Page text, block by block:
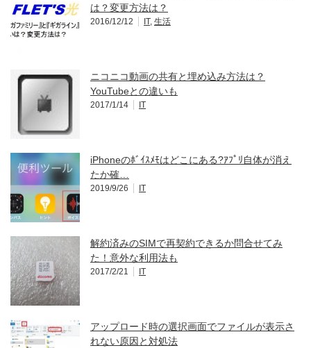
は？変更方法は？
2016/12/12 IT, 生活
ニコニコ動画の共有と埋め込み方法は？
YouTubeとの違いも
2017/1/14 IT
iPhoneのﾎﾞｲｽﾒﾓはどこにある?ｱﾌﾟﾘ自体が消え
たか確…
2019/9/26 IT
解約済みのSIMで再契約できるか問合せてみ
た！意外な利用法も
2017/2/21 IT
アップロード時の選択画面でファイルが表示さ
れない原因と対処法